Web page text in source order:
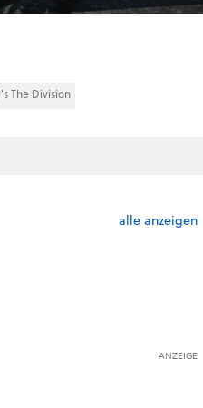
The Division
alle anzeigen
ANZEIGE